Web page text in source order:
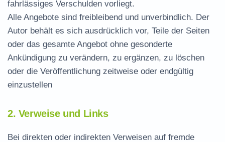
fahrlässiges Verschulden vorliegt.
Alle Angebote sind freibleibend und unverbindlich. Der
Autor behält es sich ausdrücklich vor, Teile der Seiten
oder das gesamte Angebot ohne gesonderte
Ankündigung zu verändern, zu ergänzen, zu löschen
oder die Veröffentlichung zeitweise oder endgültig
einzustellen
2. Verweise und Links
Bei direkten oder indirekten Verweisen auf fremde